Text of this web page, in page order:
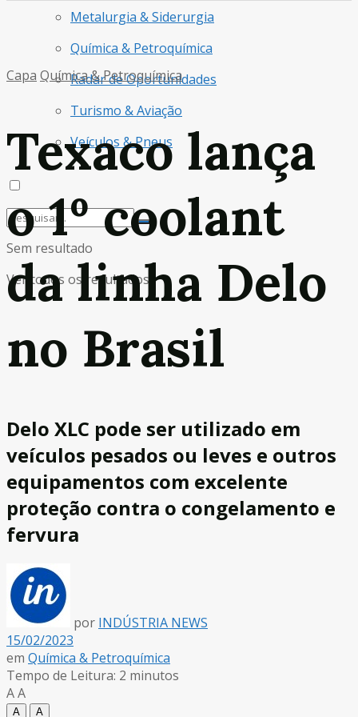
Metalurgia & Siderurgia
Química & Petroquímica
Radar de Oportunidades
Turismo & Aviação
Veículos & Pneus
Sem resultado
Ver todos os resultados
Capa Química & Petroquímica
Texaco lança
o 1º coolant
da linha Delo
no Brasil
Delo XLC pode ser utilizado em
veículos pesados ou leves e outros
equipamentos com excelente
proteção contra o congelamento e
fervura
por INDÚSTRIA NEWS
15/02/2023
em Química & Petroquímica
Tempo de Leitura: 2 minutos
AA
A
A